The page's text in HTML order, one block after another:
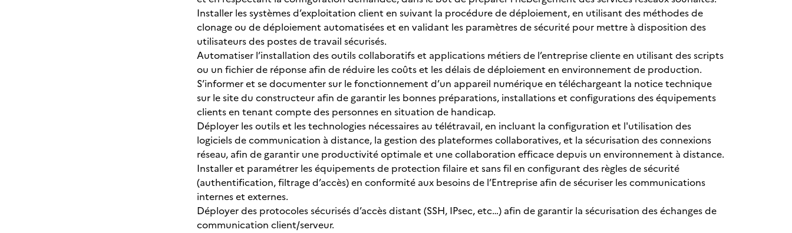
Installer les systèmes d’exploitation client en suivant la procédure de déploiement, en utilisant des méthodes de
clonage ou de déploiement automatisées et en validant les paramètres de sécurité pour mettre à disposition des
utilisateurs des postes de travail sécurisés.
Automatiser l’installation des outils collaboratifs et applications métiers de l’entreprise cliente en utilisant des scripts
ou un fichier de réponse afin de réduire les coûts et les délais de déploiement en environnement de production.
S’informer et se documenter sur le fonctionnement d’un appareil numérique en téléchargeant la notice technique
sur le site du constructeur afin de garantir les bonnes préparations, installations et configurations des équipements
clients en tenant compte des personnes en situation de handicap.
Déployer les outils et les technologies nécessaires au télétravail, en incluant la configuration et l'utilisation des
logiciels de communication à distance, la gestion des plateformes collaboratives, et la sécurisation des connexions
réseau, afin de garantir une productivité optimale et une collaboration efficace depuis un environnement à distance.
Installer et paramétrer les équipements de protection filaire et sans fil en configurant des règles de sécurité
(authentification, filtrage d’accès) en conformité aux besoins de l’Entreprise afin de sécuriser les communications
internes et externes.
Déployer des protocoles sécurisés d’accès distant (SSH, IPsec, etc…) afin de garantir la sécurisation des échanges de
communication client/serveur.